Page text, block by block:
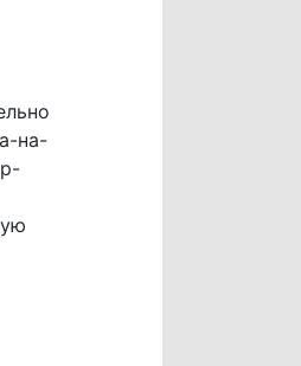
на-